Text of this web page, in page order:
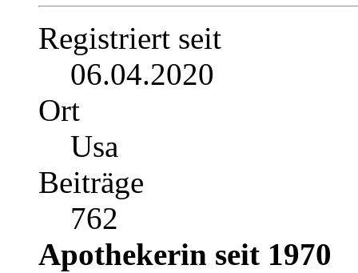
Registriert seit
06.04.2020
Ort
Usa
Beiträge
762
Apothekerin seit 1970